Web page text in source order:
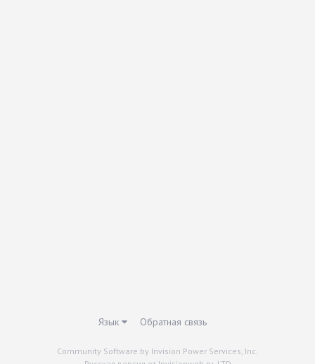
Язык Обратная связь
Community Software by Invision Power Services, Inc.